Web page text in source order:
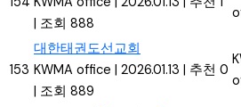
조회 888
153
대한태권도선교회
KWMA office
2026.01.13
추천 0
조회 889